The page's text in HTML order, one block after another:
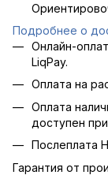
Подробнее о
Онлайн-
LiqPay.
Оплата на
Оплата
доступен
Послеплата
Гарантия от